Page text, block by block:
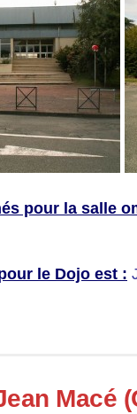
pour la salle
le Dojo est :
Macé